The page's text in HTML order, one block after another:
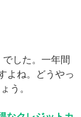
した。一年間
よね。どうやっ
う。